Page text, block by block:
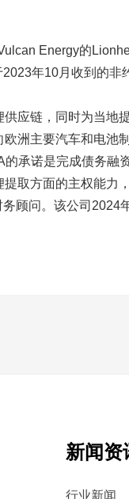
Energy的
年10月收到的
应链，同时为当
洲主要汽车和电池
承诺是完成债务融
取方面的主权能力
顾问。该公司
新闻资
行业新闻